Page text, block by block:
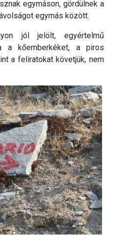
egymáson, gördülnek a
egymás között.
jól jelölt, egyértelmű
a kőemberkéket, a piros
a feliratokat követjük, nem